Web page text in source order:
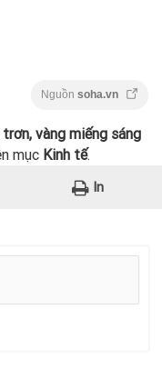
Nguồn soha.vn
trơn, vàng miếng sáng
mục Kinh tế.
In